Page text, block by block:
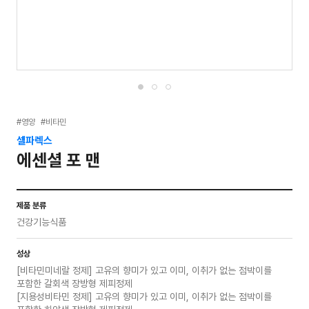
#영양 #비타민
셀파렉스
에센셜 포 맨
제품 분류
건강기능식품
성상
[비타민미네랄 정제] 고유의 향미가 있고 이미, 이취가 없는 점박이를
포함한 갈회색 장방형 제피정제
[지용성비타민 정제] 고유의 향미가 있고 이미, 이취가 없는 점박이를